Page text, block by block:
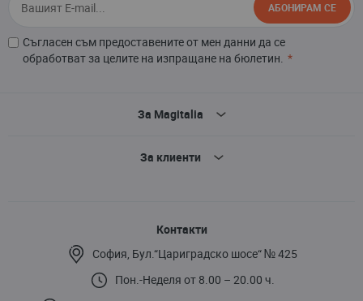
Съгласен съм предоставените от мен данни да се
обработват за целите на изпращане на бюлетин.
АБОНИРАМ СЕ
За Magitalia
За клиенти
Контакти
София, Бул.“Цариградско шосе“ № 425
Пон.-Неделя от 8.00 – 20.00 ч.